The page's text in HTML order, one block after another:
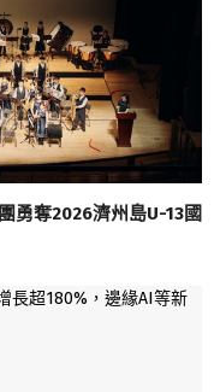
勇奪2026濟州島U-13國